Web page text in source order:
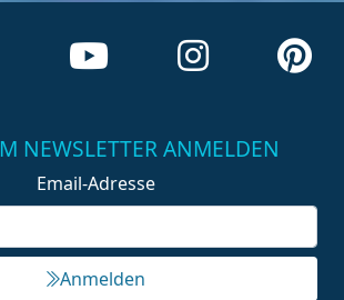
NEWSLETTER ANMELDEN
Email-Adresse
Anmelden